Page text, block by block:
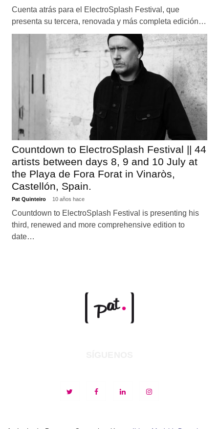
Cuenta atrás para el ElectroSplash Festival, que
presenta su tercera, renovada y más completa edición…
Countdown to ElectroSplash Festival || 44
artists between days 8, 9 and 10 July at
the Playa de Fora Forat in Vinaròs,
Castellón, Spain.
Pat Quinteiro 10 años hace
Countdown to ElectroSplash Festival is presenting his
third, renewed and more comprehensive edition to
date…